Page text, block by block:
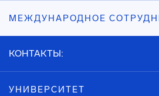
МЕЖДУНАРОДНОЕ
КОНТАКТЫ:
УНИВЕРСИТЕТ